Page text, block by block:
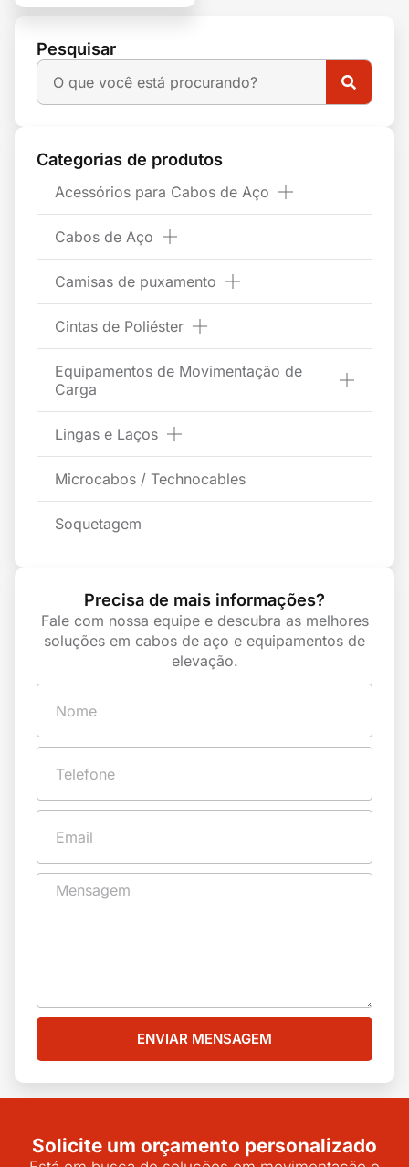
Pesquisar
Categorias de produtos
Acessórios para Cabos de Aço
Cabos de Aço
Camisas de puxamento
Cintas de Poliéster
Equipamentos de Movimentação de
Carga
Lingas e Laços
Microcabos / Technocables
Soquetagem
Precisa de mais informações?
Fale com nossa equipe e descubra as melhores
soluções em cabos de aço e equipamentos de
elevação.
ENVIAR MENSAGEM
Solicite um orçamento personalizado